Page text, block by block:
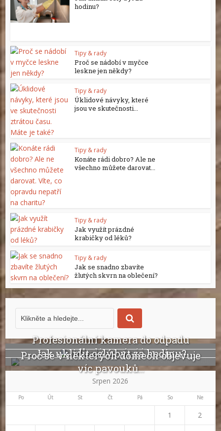
hodinu?
Tipy & rady
Proč se nádobí v myčce
leskne jen někdy?
Tipy & rady
Úklidové návyky, které
jsou ve skutečnosti...
Tipy & rady
Konáte rádi dobro? Ale ne
všechno můžete darovat...
Tipy & rady
Jak využít prázdné
krabičky od léků?
Tipy & rady
Jak se snadno zbavíte
žlutých skvrn na oblečení?
Profesionální kamera do odpadu
odhalí ucpání i...
Jak uklidit celý byt za hodinu?
Proč se v některých domech objevuje
víc pavouků...
Srpen 2026
Po Út St Čt Pá So Ne
1 2